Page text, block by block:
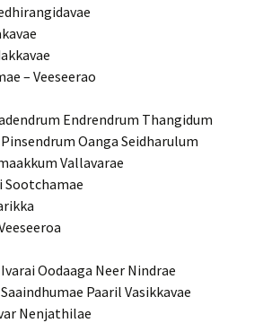
– Veeseerao
Endrendrum Thangidum
Oanga Seidharulum
Vallavarae
Sootchamae
Oodaaga Neer Nindrae
Paaril Vasikkavae
Nenjathilae